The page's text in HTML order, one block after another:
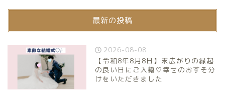
最新の投稿
2026-08-08
【令和8年8月8日】末広がりの縁起
の良い日にご入籍♡幸せのおすそ分
けをいただきました